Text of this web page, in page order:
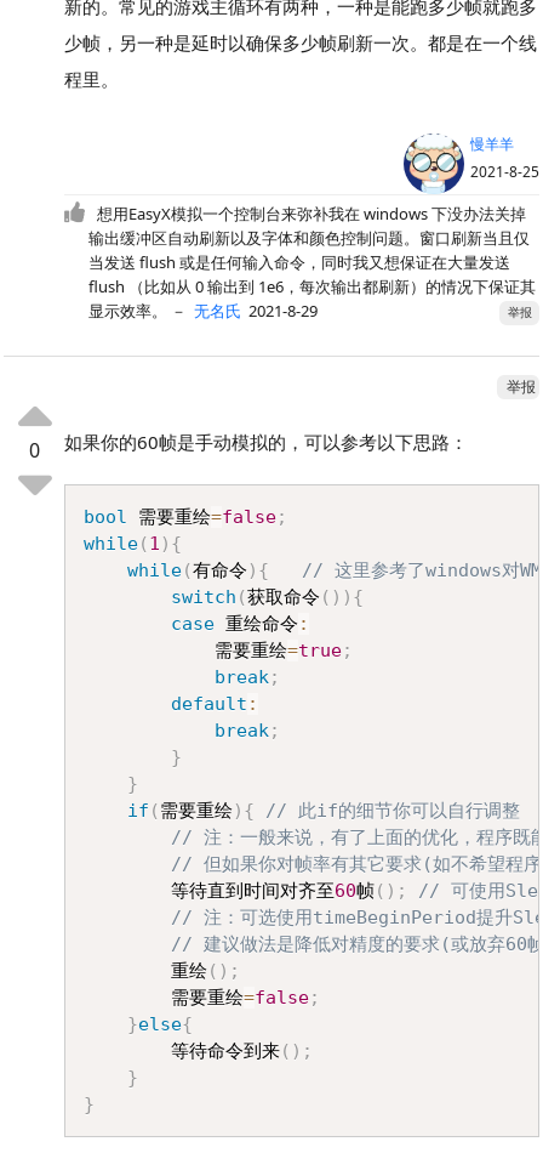
新的。常见的游戏主循环有两种，一种是能跑多少帧就跑多
少帧，另一种是延时以确保多少帧刷新一次。都是在一个线
程里。
慢羊羊
2021-8-25
想用EasyX模拟一个控制台来弥补我在 windows 下没办法关掉
输出缓冲区自动刷新以及字体和颜色控制问题。窗口刷新当且仅
当发送 flush 或是任何输入命令，同时我又想保证在大量发送
flush （比如从 0 输出到 1e6，每次输出都刷新）的情况下保证其
显示效率。
－ 无名氏 2021-8-29 举报
举报
0 如果你的60帧是手动模拟的，可以参考以下思路：
bool 需要重绘=false;
while( 1 ) {
while(有命令) {
// 这里参考了windows对
switch (获取命令( ) ) {
case 重绘命令:
			需要重绘
=true;
break;
default :
break;
}
}
if ( 需要重绘) {
// 此if的细节你可以自行调整
// 注：一般来说，有了上面的优化，程序既
// 但如果你对帧率有其它要求(如不希望程
		等待直到时间对齐至
60帧( ) ;
// 可使用
// 注：可选使用timeBeginPeriod提升
// 建议做法是降低对精度的要求(或放弃60
		重绘
( ) ;
		需要重绘
=false;
}else{
		等待命令到来
( ) ;
}
}